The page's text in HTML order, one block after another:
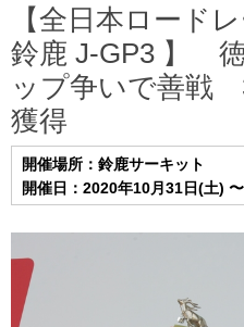
ポイントランキング
【全日本ロード
鈴鹿 J-GP3 】
ップ争いで善戦
獲得
開催場所：鈴鹿サーキット
開催日：2020年10月31日(土)